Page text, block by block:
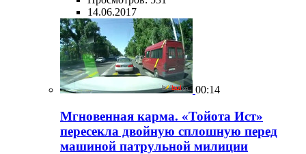
14.06.2017
00:14
Мгновенная карма. «Тойота Ист»
пересекла двойную сплошную перед
машиной патрульной милиции